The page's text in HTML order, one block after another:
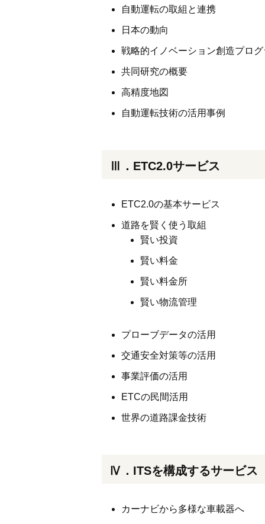
自動運転の取組と連携
日本の動向
戦略的イノベーション創造プロ
共同研究の概要
高精度地図
自動運転技術の活用事例
Ⅲ．ETC2.0サービス
ETC2.0の基本サービス
道路を賢く使う取組
賢い投資
賢い料金
賢い料金所
賢い物流管理
プローブデータの活用
交通安全対策等の活用
事業評価の活用
ETCの民間活用
世界の道路課金技術
Ⅳ．ITSを構成するサービス
カーナビから多様な車載器へ